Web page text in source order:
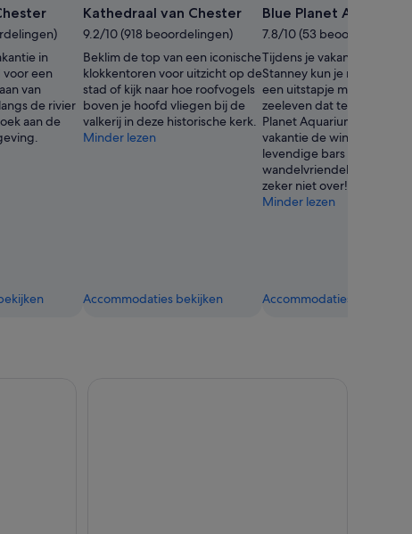
foto
van
Sam
Phillips/Chester
Racecourse
in
voor een
van
de rivier
aan de
Kathedraal van Chester
9.2/10 (918 beoordelingen)
Beklim de top van een iconische
klokkentoren voor uitzicht op de
stad of kijk naar hoe roofvogels
boven je hoofd vliegen bij de
valkerij in deze historische kerk.
Minder lezen
Accommodaties bekijken
Blue Planet Aquarium
7.8/10 (53 beoordelingen)
Tijdens je vakantie in Little
Stanney kun je met het
een uitstapje maken naar
zeeleven dat te vinden is
Planet Aquarium. Sla
vakantie de winkels en de
levendige bars in deze
wandelvriendelijke
zeker niet over!
Minder lezen
Accommodaties bekijken